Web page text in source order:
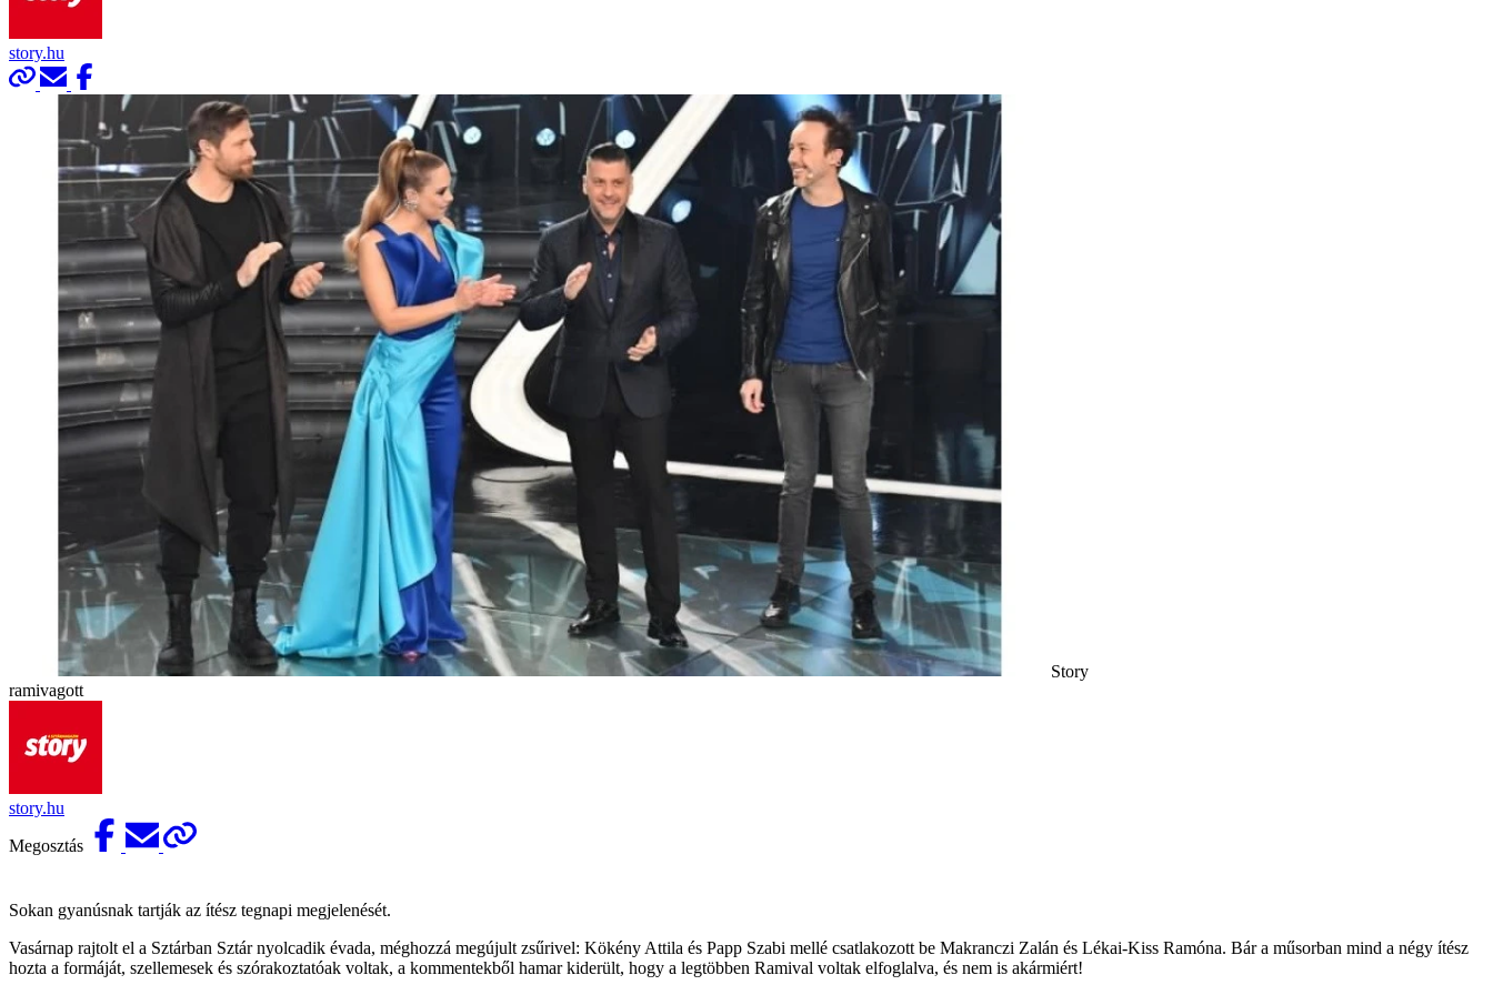
story.hu
Story
ramivagott
story.hu
Megosztás
Sokan gyanúsnak tartják az ítész tegnapi megjelenését.
Vasárnap rajtolt el a Sztárban Sztár nyolcadik évada, méghozzá megújult zsűrivel: Kökény Attila és Papp Szabi mellé csatlakozott be Makranczi Zalán és Lékai-Kiss Ramóna. Bár a műsorban mind a négy ítész
hozta a formáját, szellemesek és szórakoztatóak voltak, a kommentekből hamar kiderült, hogy a legtöbben Ramival voltak elfoglalva, és nem is akármiért!